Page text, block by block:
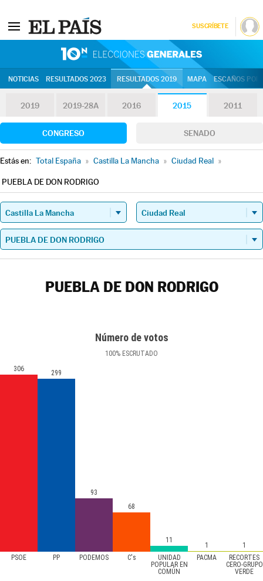
SUSCRÍBETE
NOTICIAS RESULTADOS 2023 RESULTADOS 2019 MAPA ESCAÑOS
2019 2019-28A 2016 2015 2011
CONGRESO SENADO
Estás en: Total España » Castilla La Mancha » Ciudad Real »
PUEBLA DE DON RODRIGO
PUEBLA DE DON RODRIGO
Número de votos
100% ESCRUTADO
PSOE PP PODEMOS C's
UNIDAD
POPULAR EN
COMÚN
PACMA
RECORTES
CERO-GRUPO
VERDE
306 299
93
68
11
1 1